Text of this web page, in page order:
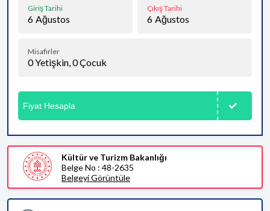
Giriş Tarihi
6 Ağustos
Çıkış Tarihi
6 Ağustos
Misafirler
0Yetişkin,0Çocuk
Fiyat Hesapla
Kültür ve Turizm Bakanlığı
Belge No : 48-2635
Belgeyi Görüntüle